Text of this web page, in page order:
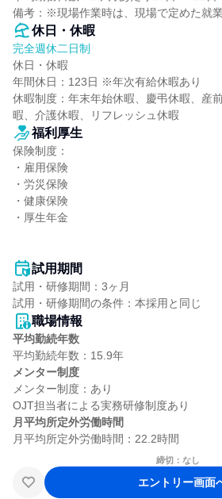
備考：※現場作業時は、現場で定めた就
休日・休暇
完全週休二日制
休日・休暇
年間休日：123日 ※年次有給休暇あり
休暇制度：年末年始休暇、慶弔休暇、産
暇、介護休暇、リフレッシュ休暇
福利厚生
保険制度：
・雇用保険
・労災保険
・健康保険
・厚生年金
試用期間
試用・研修期間：3ヶ月
職場情報
平均勤続年数
メンター制度
メンター制度：あり
月平均所定外労働時間
締切：なし
エントリー画面